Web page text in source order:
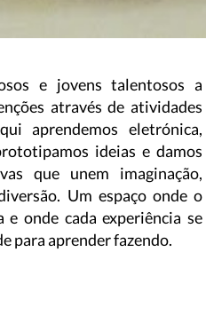
e jovens talentosos a
através de atividades
aprendemos eletrónica,
ideias e damos
que unem imaginação,
Um espaço onde o
onde cada experiência se
para aprender fazendo.